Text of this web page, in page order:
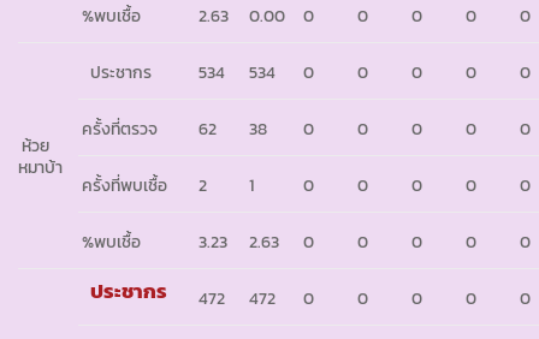
%พบเชื้อ 2.63 0.00 0 0 0 0 0
ห้วย
หมาบ้า
ประชากร 534 534 0 0 0 0 0
ครั้งที่ตรวจ 62 38 0 0 0 0 0
ครั้งที่พบเชื้อ 2 1 0 0 0 0 0
%พบเชื้อ 3.23 2.63 0 0 0 0 0
ประชากร 472 472 0 0 0 0 0